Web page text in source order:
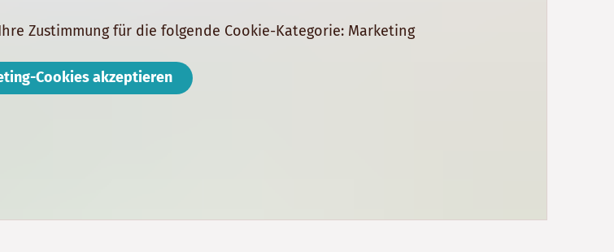
Zustimmung für die folgende Cookie-Kategorie: Marketing
Cookies akzeptieren